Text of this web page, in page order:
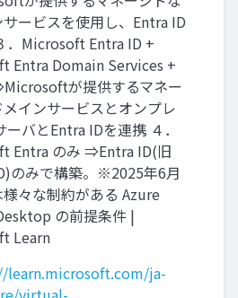
サービスを使用し、Entra ID
．Microsoft Entra ID +
Entra Domain Services +
が提供するマネー
インサービスとオンプレ
ーバとEntra IDを連携 ４．
Entra のみ ⇒Entra ID(旧
のみで構築。※2025年6月
々な制約がある Azure
の前提条件 |
Learn
learn.microsoft.com/ja-